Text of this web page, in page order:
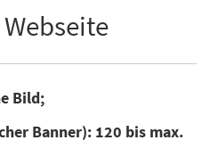
Bild;
Banner): 120 bis max.